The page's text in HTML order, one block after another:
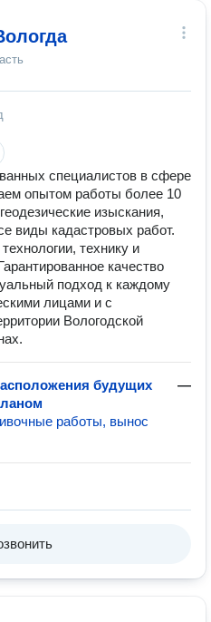
специалистов в сфере
опытом работы более 10
изыскания,
виды кадастровых работ.
технику и
качество
подход к каждому
лицами и с
Вологодской
будущих
—
работы, вынос